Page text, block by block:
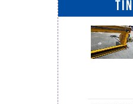
tay Sitom,
Niuli có